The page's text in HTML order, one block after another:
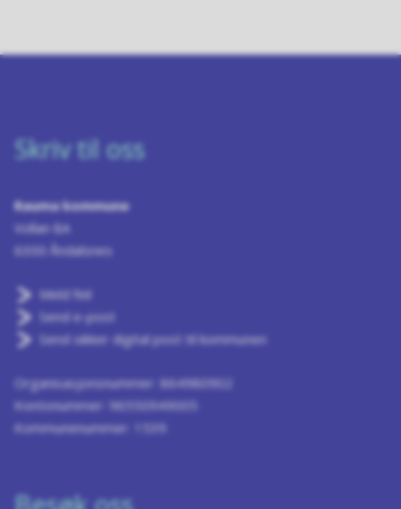
Skriv til oss
Rauma kommune
Vollan 8A
6300 Åndalsnes
Meld feil
Send e-post
Send sikker digital post til kommunen
Organisasjonsnummer: 864980902
Kontonummer: 96550949005
Kommunenummer: 1539